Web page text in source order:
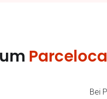
Bei